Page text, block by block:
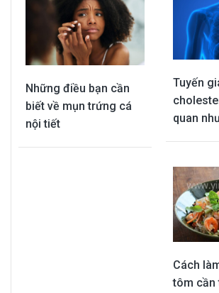
Những điều bạn cần
biết về mụn trứng cá
nội tiết
Tuyến
quan
Cách
tôm cần